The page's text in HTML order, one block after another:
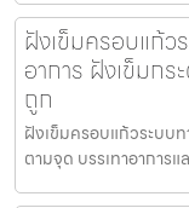
ฝังเข็มครอบแก้ว
อาการ ฝังเข็มก
ถูก
ฝังเข็มครอบแก้วระบบ
ตามจุด บรรเทาอาการ